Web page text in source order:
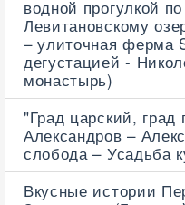
водной прогулкой по
Левитановскому
– улиточная ферма
дегустацией -
монастырь)
"Град царский, град
Александров –
слобода – Усадьба
Вкусные истории